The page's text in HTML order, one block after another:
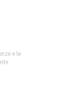
e le